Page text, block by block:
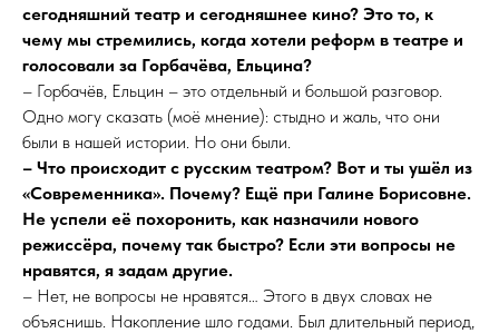
сегодняшний театр и сегодняшнее кино? Это то, к
чему мы стремились, когда хотели реформ в театре и
голосовали за Горбачёва, Ельцина?
– Горбачёв, Ельцин – это отдельный и большой разговор.
Одно могу сказать (моё мнение): стыдно и жаль, что они
были в нашей истории. Но они были.
– Что происходит с русским театром? Вот и ты ушёл из
«Современника». Почему? Ещё при Галине Борисовне.
Не успели её похоронить, как назначили нового
режиссёра, почему так быстро? Если эти вопросы не
нравятся, я задам другие.
– Нет, не вопросы не нравятся… Этого в двух словах не
объяснишь. Накопление шло годами. Был длительный период,